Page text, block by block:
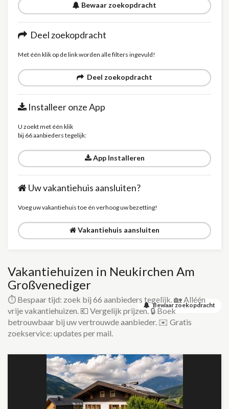
Bewaar zoekopdracht
Deel zoekopdracht
Met één klik op de link worden alle filters ingevuld!
Deel zoekopdracht
Installeer onze App
U zoekt met één klik
bij 66 aanbieders tegelijk:
App Installeren
Uw vakantiehuis aansluiten?
Voeg uw vakantiehuis toe én verhoog uw bezetting!
Vakantiehuis aansluiten
Bewaar zoekopdracht
Vakantiehuizen in Neukirchen Am
Großvenediger
⏱️ Bespaar tijd: zoek bij 66 aanbieders tegelijk. 🏡 Alléén
vrije vakantiehuizen. 💶 Vergelijk prijzen. 🔒 Boek
betrouwbaar bij uw vertrouwde aanbieder. ✉️ Gratis
zoekservice: updates per mail.